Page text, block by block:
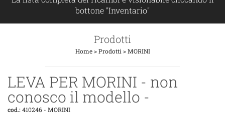
bottone "Inventario"
Prodotti
Home>Prodotti >MORINI
LEVA PER MORINI - non
conosco il modello -
cod.:410246 - MORINI